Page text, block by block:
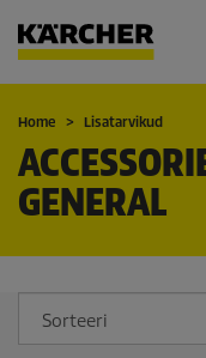
Ostukorv
Home Lisatarvikud
GENERAL